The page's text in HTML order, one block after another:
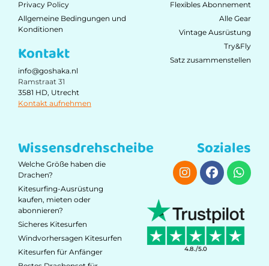
Privacy Policy
Allgemeine Bedingungen und
Konditionen
Kontakt
info@goshaka.nl
Ramstraat 31
3581 HD, Utrecht
Kontakt aufnehmen
Flexibles Abonnement
Alle Gear
Vintage Ausrüstung
Try&Fly
Satz zusammenstellen
Wissensdrehscheibe
Welche Größe haben die
Drachen?
Kitesurfing-Ausrüstung
kaufen, mieten oder
abonnieren?
Sicheres Kitesurfen
Windvorhersagen Kitesurfen
Kitesurfen für Anfänger
Soziales
4.8./5.0